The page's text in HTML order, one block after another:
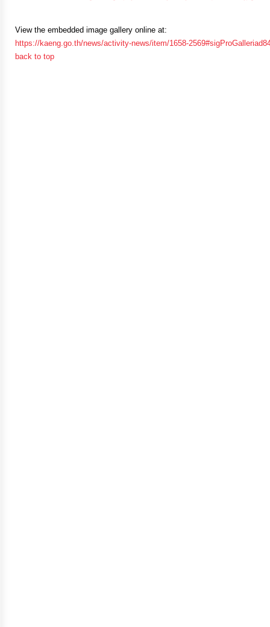
การ
ทุจริต
View the embedded image gallery online at:
https://kaeng.go.th/news/activity-news/item/1658-
back to top